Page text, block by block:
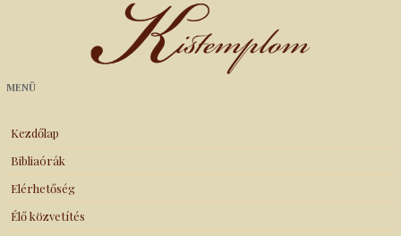
Kistemplom
MENÜ
Kezdőlap
Bibliaórák
Elérhetőség
Élő közvetítés